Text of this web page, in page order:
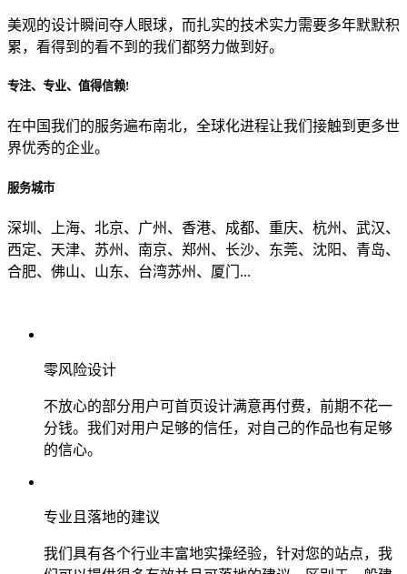
目前主要的营销渠道是？
美观的设计瞬间夺人眼球，而扎实的技术实力需要多年默默积
累，看得到的看不到的我们都努力做到好。
专注、专业、值得信赖!
在中国我们的服务遍布南北，全球化进程让我们接触到更多世
界优秀的企业。
服务城市
深圳、上海、北京、广州、香港、成都、重庆、杭州、武汉、
西定、天津、苏州、南京、郑州、长沙、东莞、沈阳、青岛、
合肥、佛山、山东、台湾苏州、厦门...
零风险设计
不放心的部分用户可首页设计满意再付费，前期不花一
分钱。我们对用户足够的信任，对自己的作品也有足够
的信心。
专业且落地的建议
我们具有各个行业丰富地实操经验，针对您的站点，我